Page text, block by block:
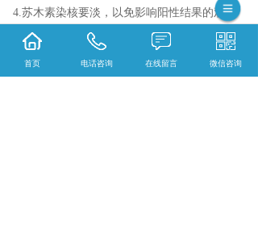
4.苏木素染核要淡，以免影响阳性结果的观
察。
结果展示：
首页 电话咨询 在线留言 微信咨询